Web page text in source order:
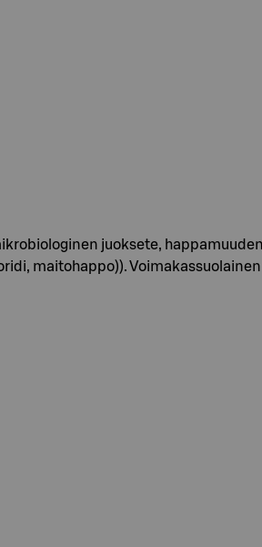
juoksete,
maitohappo)).